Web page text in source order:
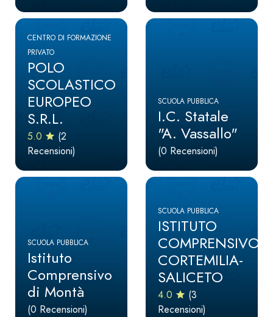
CENTRO DI FORMAZIONE
PRIVATO
POLO
SCOLASTICO
EUROPEO
S.R.L.
5.0
(2
Recensioni)
SCUOLA PUBBLICA
I.C. Statale
"A. Vassallo"
(0 Recensioni)
SCUOLA PUBBLICA
Istituto
Comprensivo
di Montà
(0 Recensioni)
SCUOLA PUBBLICA
ISTITUTO
COMPRENSIVO
CORTEMILIA-
SALICETO
4.0
(3
Recensioni)